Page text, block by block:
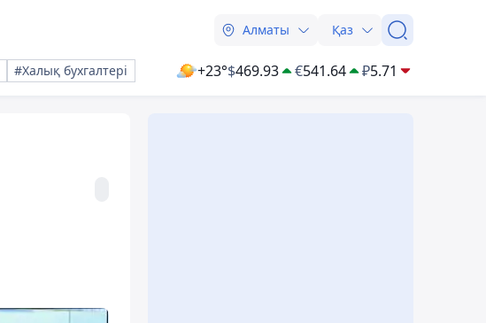
Алматы Қаз
#Халық бухгалтері +23°$469.93 €541.64 ₽5.71